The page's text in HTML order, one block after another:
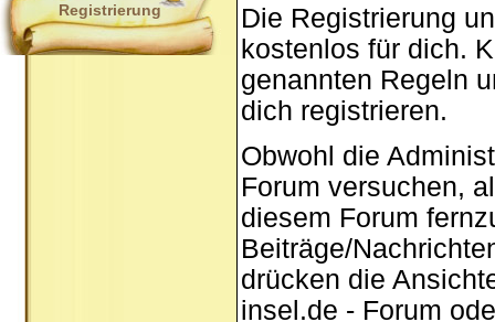
Registrierung
Die Registrierung
kostenlos für dich.
genannten Regeln
dich registrieren.
Obwohl die
Forum versuchen,
diesem Forum
Beiträge/
drücken die
insel.de - Forum